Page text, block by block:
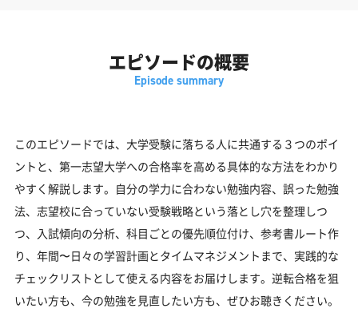
エピソードの概要
このエピソードでは、大学受験に落ちる人に共通する３つのポイ
ントと、第一志望大学への合格率を高める具体的な方法をわかり
やすく解説します。自分の学力に合わない勉強内容、誤った勉強
法、志望校に合っていない受験戦略という落とし穴を整理しつ
つ、入試傾向の分析、科目ごとの優先順位付け、参考書ルート作
り、年間〜日々の学習計画とタイムマネジメントまで、実践的な
チェックリストとして使える内容をお届けします。逆転合格を狙
いたい方も、今の勉強を見直したい方も、ぜひお聴きください。